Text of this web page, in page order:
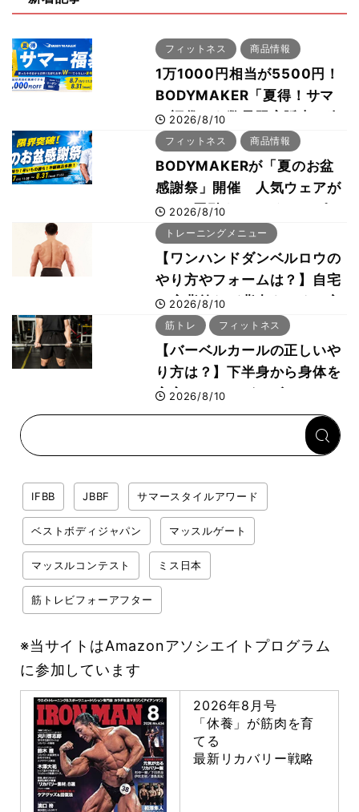
フィットネス 商品情報
1万1000円相当が5500円！
BODYMAKER「夏得！サマ
ー福袋」を数量限定販売 次
回使える1000円OFFクーポ
ンも
2026/8/10
フィットネス 商品情報
BODYMAKERが「夏のお盆
感謝祭」開催 人気ウェアが
1000円引き、UVクールポン
チョは半額の990円に
2026/8/10
トレーニングメニュー
【ワンハンドダンベルロウの
やり方やフォームは？】自宅
で広背筋など背中をつくる方
法をボディビル世界王者・鈴
木雅選手が解説
2026/8/10
筋トレ フィットネス
【バーベルカールの正しいや
り方は？】下半身から身体を
安定させるのがカギ！
2026/8/10
IFBB JBBF サマースタイルアワード
ベストボディジャパン マッスルゲート
マッスルコンテスト ミス日本
筋トレビフォーアフター
※当サイトはAmazonアソシエイトプログラム
に参加しています
2026年8月号
「休養」が筋肉を育
てる
最新リカバリー戦略